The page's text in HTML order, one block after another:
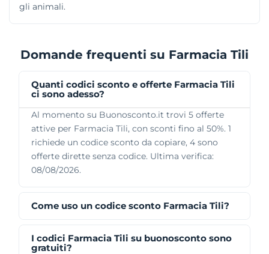
gli animali.
Domande frequenti su Farmacia Tili
Quanti codici sconto e offerte Farmacia Tili
ci sono adesso?
Al momento su Buonosconto.it trovi 5 offerte
attive per Farmacia Tili, con sconti fino al 50%. 1
richiede un codice sconto da copiare, 4 sono
offerte dirette senza codice. Ultima verifica:
08/08/2026.
Come uso un codice sconto Farmacia Tili?
I codici Farmacia Tili su buonosconto sono
gratuiti?